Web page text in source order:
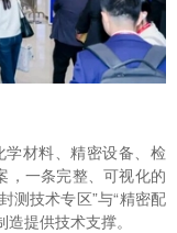
材料、精密设备、检
，一条完整、可视化的
测技术专区”与“精密配
提供技术支撑。